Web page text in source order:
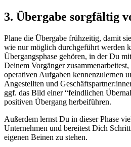
3. Übergabe sorgfältig
Plane die Übergabe frühzeitig, damit
wie nur möglich durchgeführt werden
Übergangsphase gehören, in der Du
Deinem Vorgänger
operativen Aufgaben kennenzulernen
Angestellten und
ggf. das Bild einer “feindlichen
positiven Übergang herbeiführen.
Außerdem lernst Du in dieser Phase
Unternehmen und bereitest Dich
eigenen Beinen zu stehen.